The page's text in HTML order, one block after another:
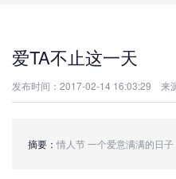
爱TA不止这一天
发布时间：2017-02-14 16:03:29 来
摘要： 情人节 一个爱意满满的日子